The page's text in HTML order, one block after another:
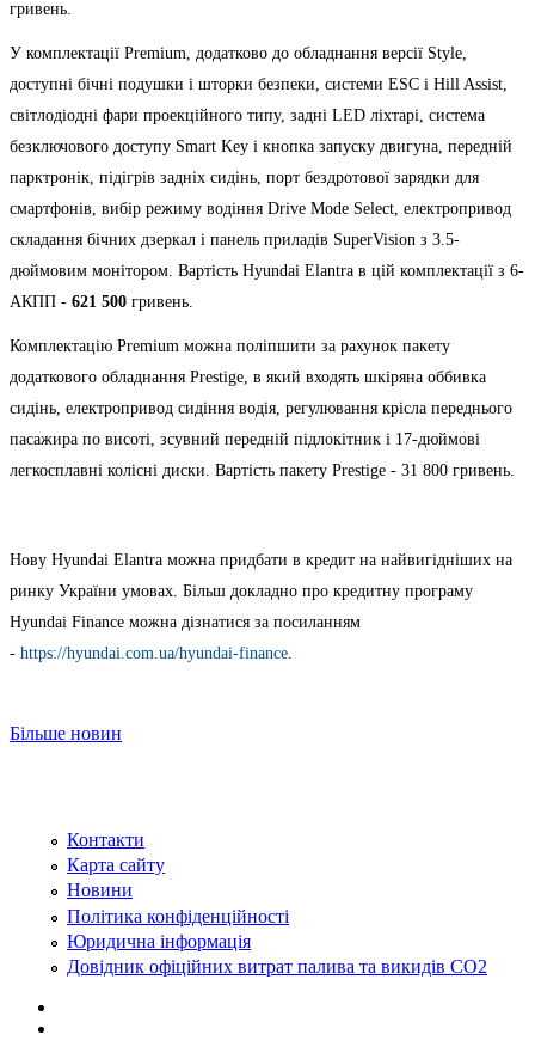
гривень.
У комплектації Premium, додатково до обладнання версії Style,
доступні бічні подушки і шторки безпеки, системи ESC і Hill Assist,
світлодіодні фари проекційного типу, задні LED ліхтарі, система
безключового доступу Smart Key і кнопка запуску двигуна, передній
парктронік, підігрів задніх сидінь, порт бездротової зарядки для
смартфонів, вибір режиму водіння Drive Mode Select, електропривод
складання бічних дзеркал і панель приладів SuperVision з 3.5-
дюймовим монітором. Вартість Hyundai Elantra в цій комплектації з 6-
АКПП - 621 500 гривень.
Комплектацію Premium можна поліпшити за рахунок пакету
додаткового обладнання Prestige, в який входять шкіряна оббивка
сидінь, електропривод сидіння водія, регулювання крісла переднього
пасажира по висоті, зсувний передній підлокітник і 17-дюймові
легкосплавні колісні диски. Вартість пакету Prestige - 31 800 гривень.
Нову Hyundai Elantra можна придбати в кредит на найвигідніших на
ринку України умовах. Більш докладно про кредитну програму
Hyundai Finance можна дізнатися за посиланням
- https://hyundai.com.ua/hyundai-finance
Більше новин
Контакти
Карта сайту
Новини
Політика конфіденційності
Юридична інформація
Довідник офіційних витрат палива та викидів СО2